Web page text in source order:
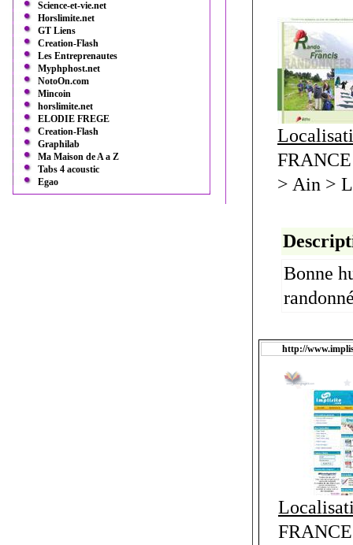
Science-et-vie.net
Horslimite.net
GT Liens
Creation-Flash
Les Entreprenautes
Myphphost.net
NotoOn.com
Mincoin
horslimite.net
ELODIE FREGE
Creation-Flash
Graphilab
Ma Maison de A a Z
Tabs 4 acoustic
Egao
> Ain >
Bonne
http://